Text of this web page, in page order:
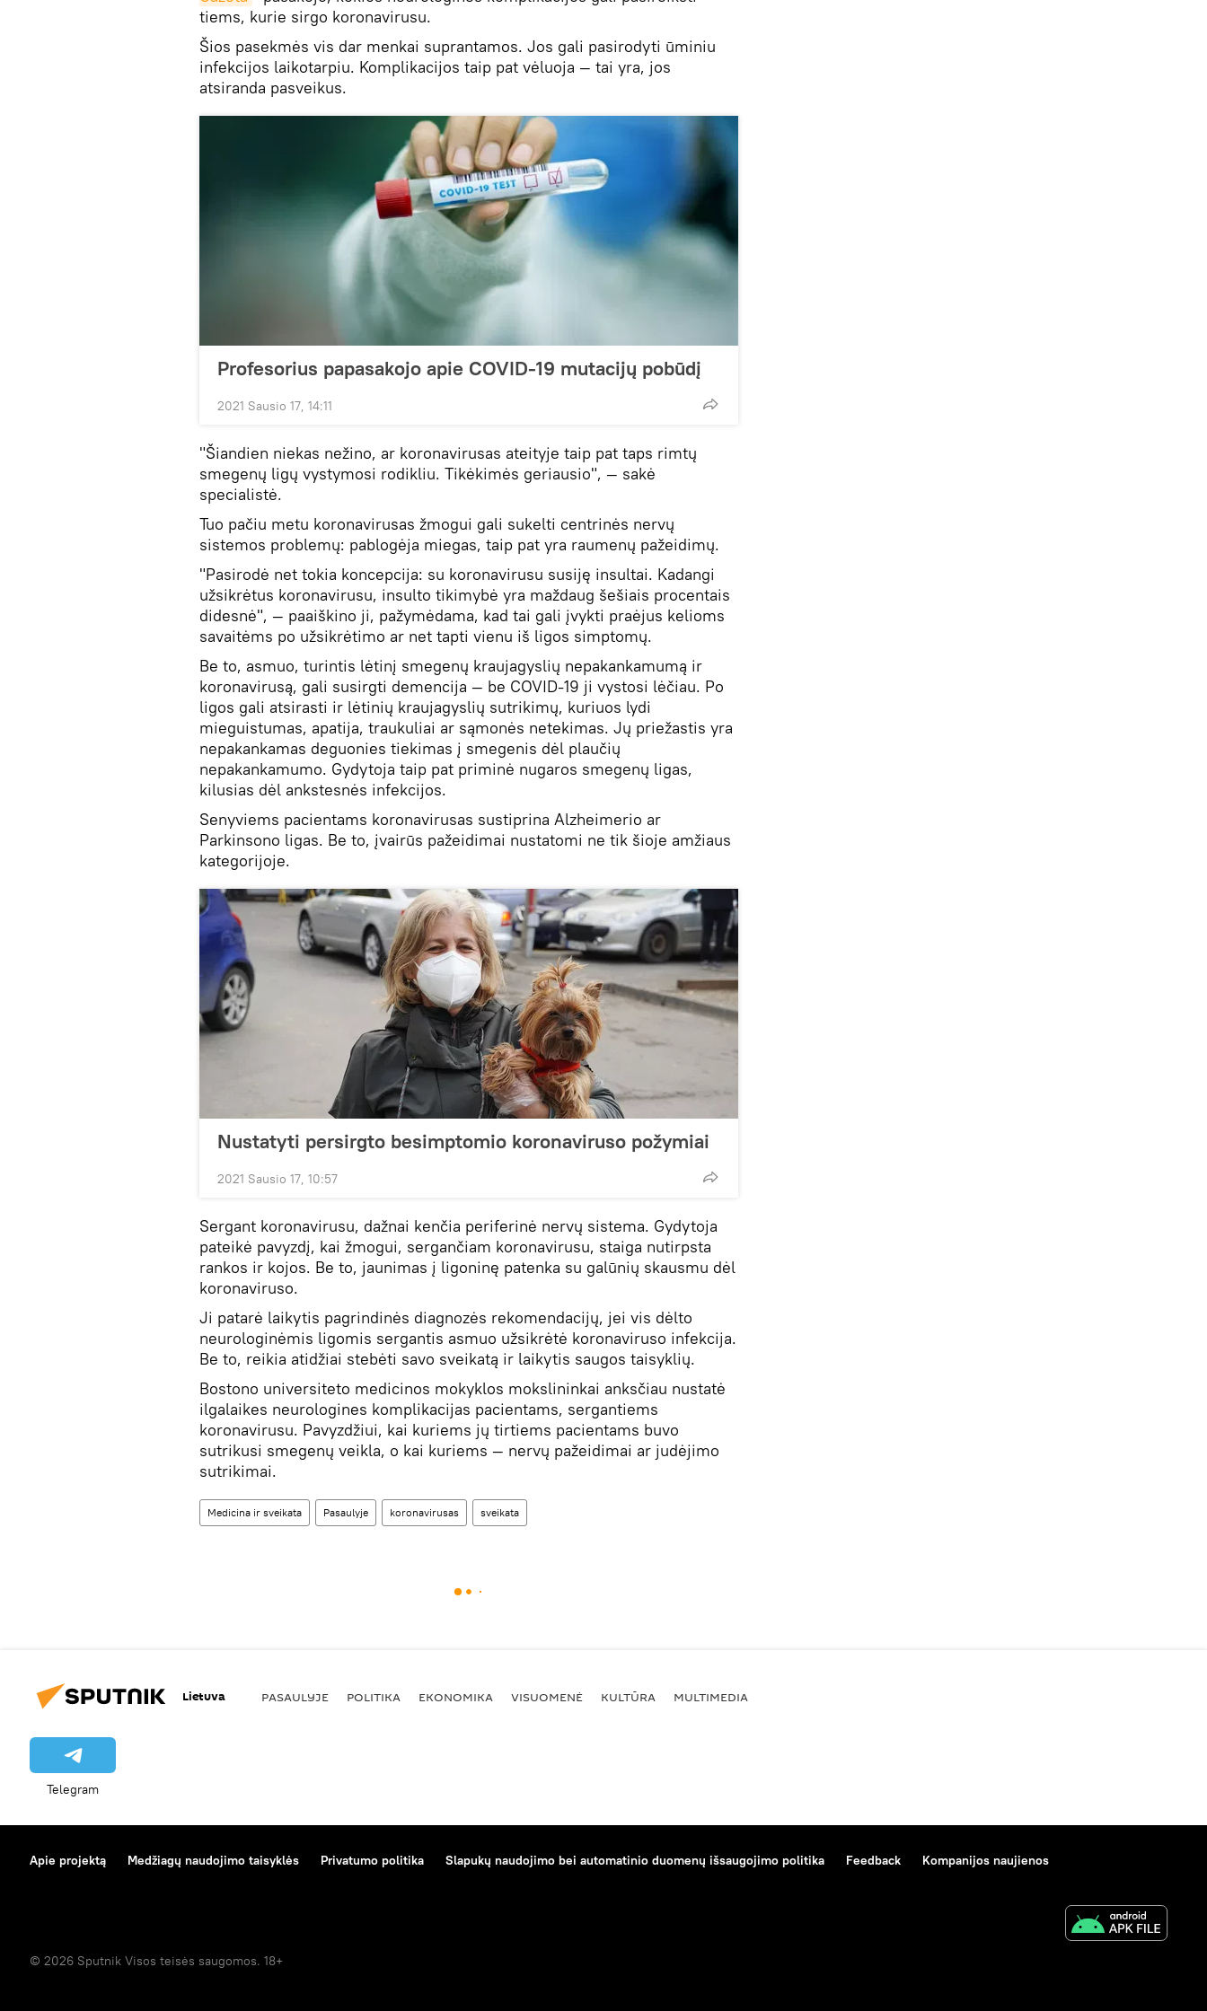
tiems, kurie sirgo koronavirusu.
Šios pasekmės vis dar menkai suprantamos. Jos gali pasirodyti ūminiu
infekcijos laikotarpiu. Komplikacijos taip pat vėluoja — tai yra, jos
atsiranda pasveikus.
Profesorius papasakojo apie COVID-19 mutacijų pobūdį
2021 Sausio 17, 14:11
"Šiandien niekas nežino, ar koronavirusas ateityje taip pat taps rimtų
smegenų ligų vystymosi rodikliu. Tikėkimės geriausio", — sakė
specialistė.
Tuo pačiu metu koronavirusas žmogui gali sukelti centrinės nervų
sistemos problemų: pablogėja miegas, taip pat yra raumenų pažeidimų.
"Pasirodė net tokia koncepcija: su koronavirusu susiję insultai. Kadangi
užsikrėtus koronavirusu, insulto tikimybė yra maždaug šešiais procentais
didesnė", — paaiškino ji, pažymėdama, kad tai gali įvykti praėjus kelioms
savaitėms po užsikrėtimo ar net tapti vienu iš ligos simptomų.
Be to, asmuo, turintis lėtinį smegenų kraujagyslių nepakankamumą ir
koronavirusą, gali susirgti demencija — be COVID-19 ji vystosi lėčiau. Po
ligos gali atsirasti ir lėtinių kraujagyslių sutrikimų, kuriuos lydi
mieguistumas, apatija, traukuliai ar sąmonės netekimas. Jų priežastis yra
nepakankamas deguonies tiekimas į smegenis dėl plaučių
nepakankamumo. Gydytoja taip pat priminė nugaros smegenų ligas,
kilusias dėl ankstesnės infekcijos.
Senyviems pacientams koronavirusas sustiprina Alzheimerio ar
Parkinsono ligas. Be to, įvairūs pažeidimai nustatomi ne tik šioje amžiaus
kategorijoje.
Nustatyti persirgto besimptomio koronaviruso požymiai
2021 Sausio 17, 10:57
Sergant koronavirusu, dažnai kenčia periferinė nervų sistema. Gydytoja
pateikė pavyzdį, kai žmogui, sergančiam koronavirusu, staiga nutirpsta
rankos ir kojos. Be to, jaunimas į ligoninę patenka su galūnių skausmu dėl
koronaviruso.
Ji patarė laikytis pagrindinės diagnozės rekomendacijų, jei vis dėlto
neurologinėmis ligomis sergantis asmuo užsikrėtė koronaviruso infekcija.
Be to, reikia atidžiai stebėti savo sveikatą ir laikytis saugos taisyklių.
Bostono universiteto medicinos mokyklos mokslininkai anksčiau nustatė
ilgalaikes neurologines komplikacijas pacientams, sergantiems
koronavirusu. Pavyzdžiui, kai kuriems jų tirtiems pacientams buvo
sutrikusi smegenų veikla, o kai kuriems — nervų pažeidimai ar judėjimo
sutrikimai.
Medicina ir sveikata Pasaulyje koronavirusas sveikata
Lietuva PASAULYJE POLITIKA EKONOMIKA VISUOMENĖ KULTŪRA MULTIMEDIA
Telegram
Apie projektą Medžiagų naudojimo taisyklės Privatumo politika Slapukų naudojimo bei automatinio duomenų išsaugojimo politika Feedback Kompanijos naujienos
© 2026 Sputnik Visos teisės saugomos. 18+